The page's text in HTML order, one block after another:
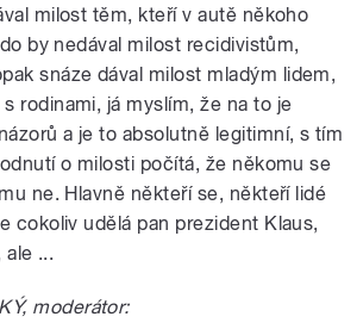
milost těm, kteří v autě někoho
by nedával milost recidivistům,
snáze dával milost mladým lidem,
rodinami, já myslím, že na to je
a je to absolutně legitimní, s tím
o milosti počítá, že někomu se
ne. Hlavně někteří se, někteří lidé
cokoliv udělá pan prezident Klaus,
...
moderátor: